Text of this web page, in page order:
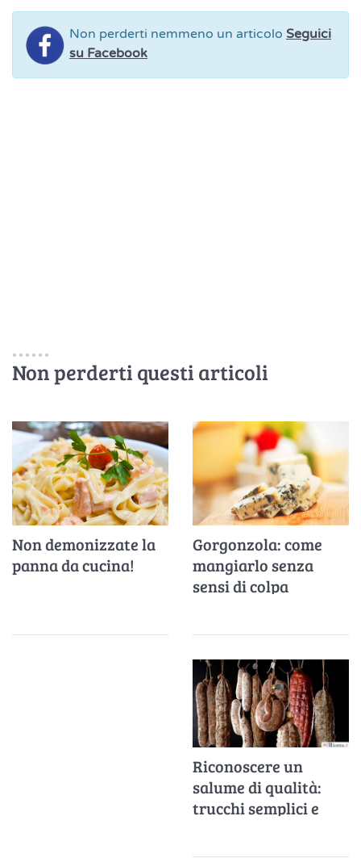
Non perderti nemmeno un articolo Seguici
su Facebook
Non perderti questi articoli
Non demonizzate la
panna da cucina!
Gorgonzola: come
mangiarlo senza
sensi di colpa
Riconoscere un
salume di qualità:
trucchi semplici e